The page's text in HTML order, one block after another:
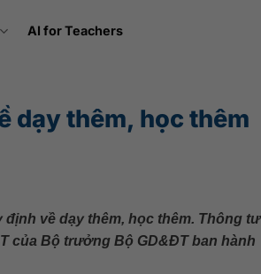
AI for Teachers
dạy thêm, học thêm
định về dạy thêm, học thêm. Thông tư
của Bộ trưởng Bộ GD&ĐT ban hành